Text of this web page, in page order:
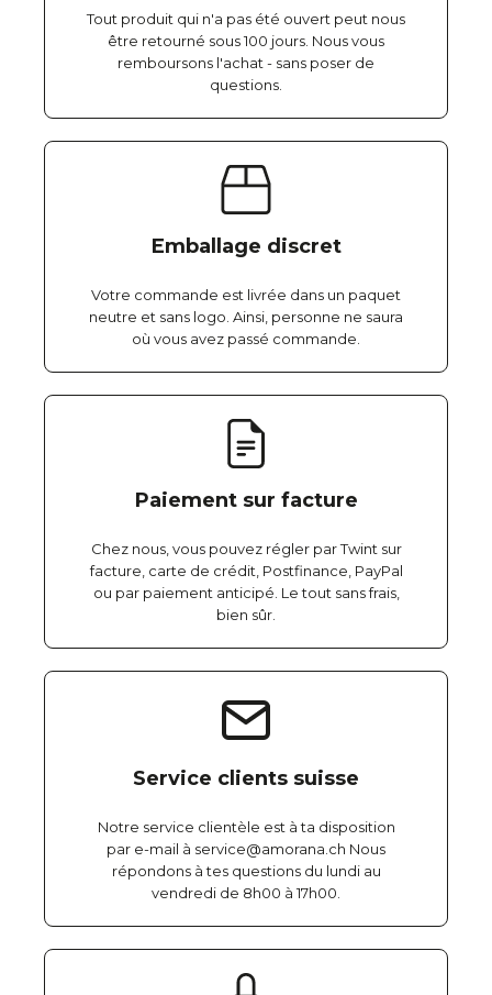
Tout produit qui n'a pas été ouvert peut nous
être retourné sous 100 jours. Nous vous
remboursons l'achat - sans poser de
questions.
Emballage discret
Votre commande est livrée dans un paquet
neutre et sans logo. Ainsi, personne ne saura
où vous avez passé commande.
Paiement sur facture
Chez nous, vous pouvez régler par Twint sur
facture, carte de crédit, Postfinance, PayPal
ou par paiement anticipé. Le tout sans frais,
bien sûr.
Service clients suisse
Notre service clientèle est à ta disposition
par e-mail à service@amorana.ch Nous
répondons à tes questions du lundi au
vendredi de 8h00 à 17h00.